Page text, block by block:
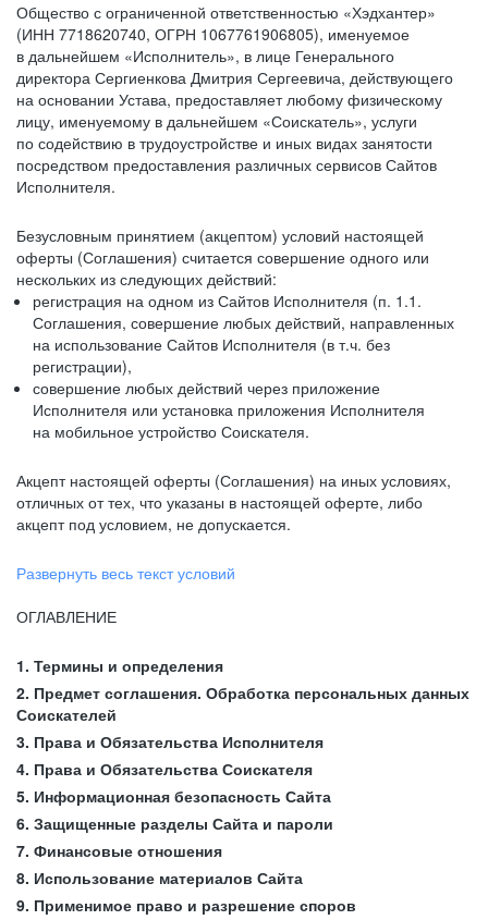
Общество с ограниченной ответственностью «Хэдхантер»
(ИНН 7718620740, ОГРН 1067761906805), именуемое
в дальнейшем «Исполнитель», в лице Генерального
директора Сергиенкова Дмитрия Сергеевича, действующего
на основании Устава, предоставляет любому физическому
лицу, именуемому в дальнейшем «Соискатель», услуги
по содействию в трудоустройстве и иных видах занятости
посредством предоставления различных сервисов Сайтов
Исполнителя.
Безусловным принятием (акцептом) условий настоящей
оферты (Соглашения) считается совершение одного или
нескольких из следующих действий:
регистрация на одном из Сайтов Исполнителя (п. 1.1.
Соглашения, совершение любых действий, направленных
на использование Сайтов Исполнителя (в т.ч. без
регистрации),
совершение любых действий через приложение
Исполнителя или установка приложения Исполнителя
на мобильное устройство Соискателя.
Акцепт настоящей оферты (Соглашения) на иных условиях,
отличных от тех, что указаны в настоящей оферте, либо
акцепт под условием, не допускается.
Развернуть весь текст условий
ОГЛАВЛЕНИЕ
1. Термины и определения
2. Предмет соглашения. Обработка персональных данных
Соискателей
3. Права и Обязательства Исполнителя
4. Права и Обязательства Соискателя
5. Информационная безопасность Сайта
6. Защищенные разделы Сайта и пароли
7. Финансовые отношения
8. Использование материалов Сайта
9. Применимое право и разрешение споров